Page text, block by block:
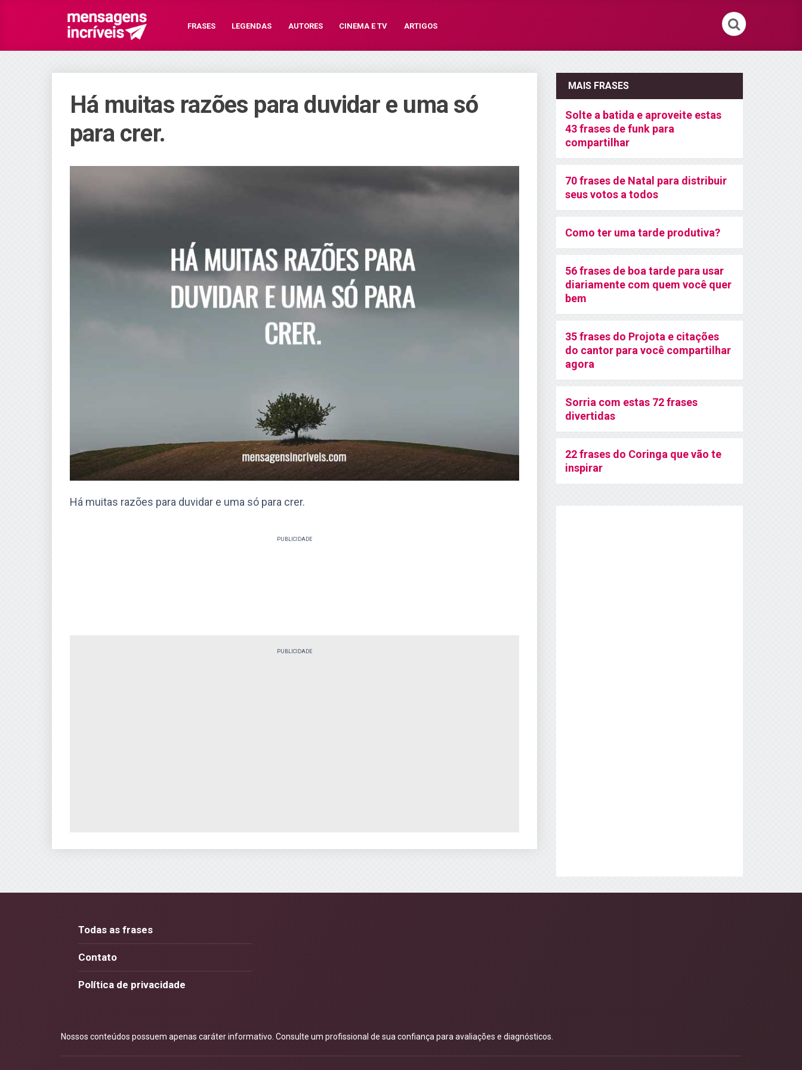
FRASES LEGENDAS AUTORES CINEMA E TV ARTIGOS
Há muitas razões para duvidar e uma só
para crer.
Há muitas razões para duvidar e uma só para crer.
PUBLICIDADE
PUBLICIDADE
MAIS FRASES
Solte a batida e aproveite estas
43 frases de funk para
compartilhar
70 frases de Natal para distribuir
seus votos a todos
Como ter uma tarde produtiva?
56 frases de boa tarde para usar
diariamente com quem você quer
bem
35 frases do Projota e citações
do cantor para você compartilhar
agora
Sorria com estas 72 frases
divertidas
22 frases do Coringa que vão te
inspirar
Todas as frases
Contato
Política de privacidade
Nossos conteúdos possuem apenas caráter informativo. Consulte um profissional de sua confiança para avaliações e diagnósticos.